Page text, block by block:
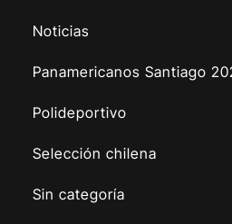
Noticias
Panamericanos Santiago
Polideportivo
Selección chilena
Sin categoría